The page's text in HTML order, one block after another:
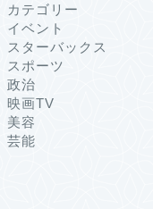
カテゴリー
イベント
スターバックス
スポーツ
政治
映画TV
美容
芸能